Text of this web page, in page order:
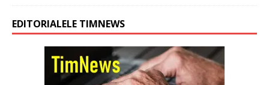
EDITORIALELE TIMNEWS